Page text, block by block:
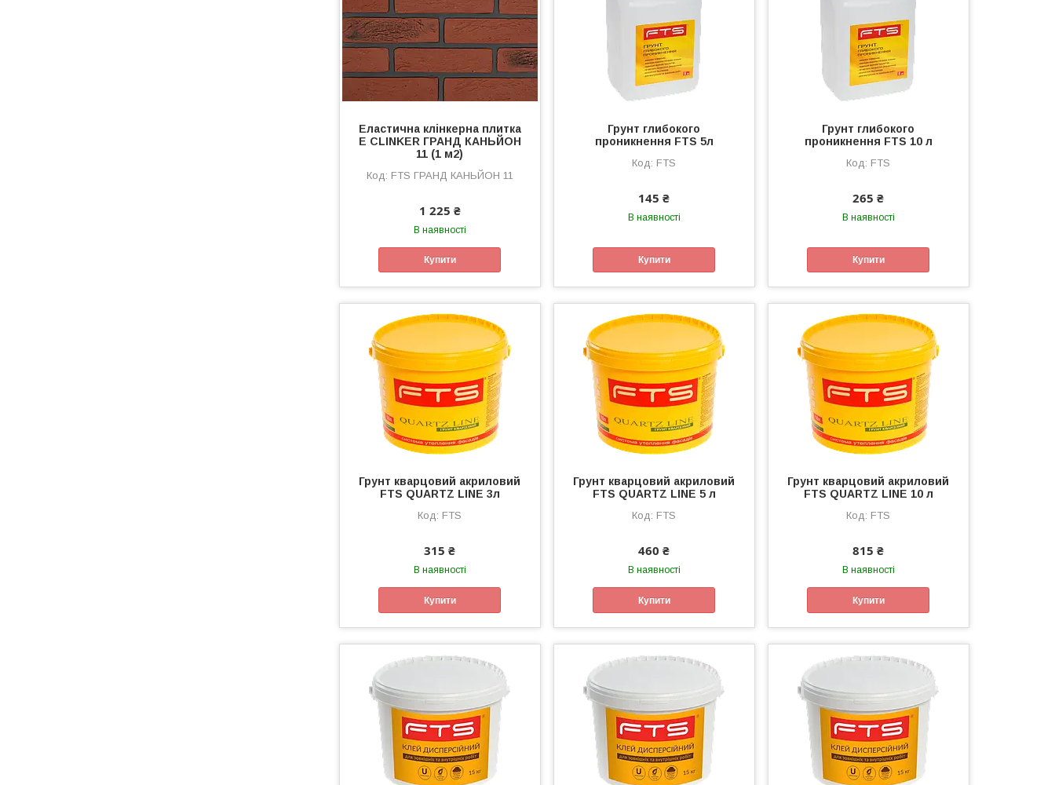
Еластична клінкерна плитка
E СLINKER ГРАНД КАНЬЙОН
11 (1 м2)
FTS ГРАНД КАНЬЙОН 11
1 225 ₴
В наявності
Купити
Грунт глибокого
проникнення FTS 5л
FTS
145 ₴
В наявності
Купити
Грунт глибокого
проникнення FTS 10 л
FTS
265 ₴
В наявності
Купити
Грунт кварцовий акриловий
FTS QUARTZ LINE 3л
FTS
315 ₴
В наявності
Купити
Грунт кварцовий акриловий
FTS QUARTZ LINE 5 л
FTS
460 ₴
В наявності
Купити
Грунт кварцовий акриловий
FTS QUARTZ LINE 10 л
FTS
815 ₴
В наявності
Купити